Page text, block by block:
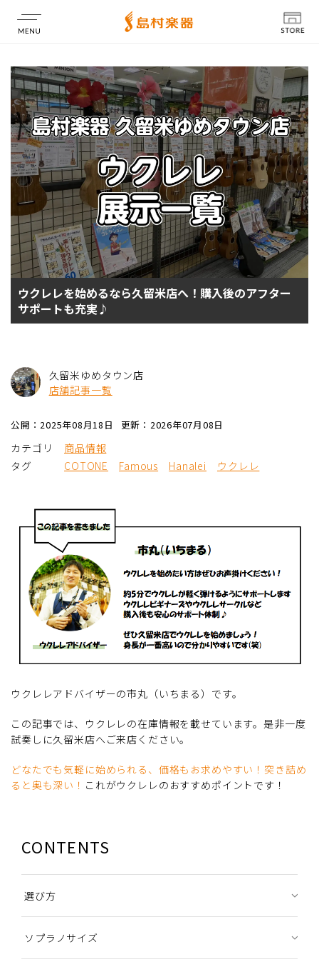
店舗情報
ウクレレを始めるなら久留米店へ！購入後のアフター
サポートも充実♪
久留米ゆめタウン店
店舗記事一覧
公開：2025年08月18日 更新：2026年07月08日
カテゴリ
商品情報
タグ
COTONE Famous Hanalei ウクレレ
ウクレレアドバイザーの市丸（いちまる）です。
この記事では、ウクレレの在庫情報を載せています。是非一度
試奏しに久留米店へご来店ください。
どなたでも気軽に始められる、価格もお求めやすい！突き詰め
ると奥も深い！ これがウクレレのおすすめポイントです！
CONTENTS
選び方
ソプラノサイズ